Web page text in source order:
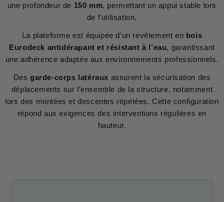
une profondeur de 150 mm, permettant un appui stable lors
de l’utilisation.
La plateforme est équipée d’un revêtement en bois
Eurodeck antidérapant et résistant à l’eau, garantissant
une adhérence adaptée aux environnements professionnels.
Des garde-corps latéraux assurent la sécurisation des
déplacements sur l’ensemble de la structure, notamment
lors des montées et descentes répétées. Cette configuration
répond aux exigences des interventions régulières en
hauteur.